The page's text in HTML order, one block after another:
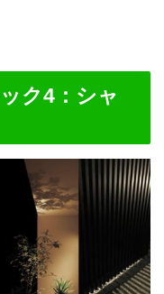
ク4： シャ